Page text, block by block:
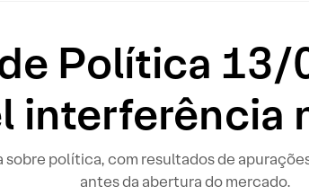
Política
interferência
política, com resultados de
antes da abertura do mercado.